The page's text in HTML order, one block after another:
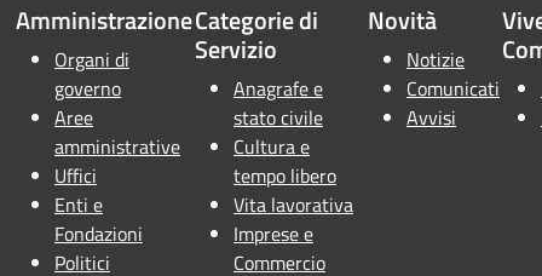
Amministrazione
Organi di
governo
Aree
amministrative
Uffici
Enti e
Fondazioni
Politici
Categorie di
Servizio
Anagrafe e
stato civile
Cultura e
tempo libero
Vita lavorativa
Imprese e
Commercio
Novità
Notizie
Comunicati
Avvisi